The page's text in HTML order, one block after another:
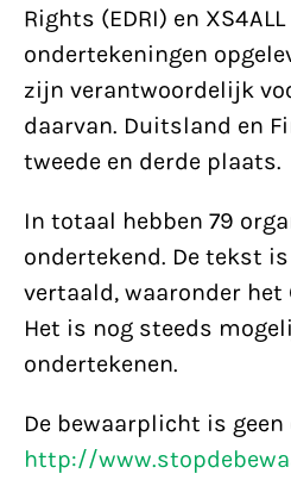
Rights (EDRI) en
ondertekeningen
zijn verantwoordelijk
daarvan. Duitsland en
tweede en derde plaats.
In totaal hebben 79
ondertekend. De tekst
vertaald, waaronder het
Het is nog steeds
ondertekenen.
De bewaarplicht is
http://